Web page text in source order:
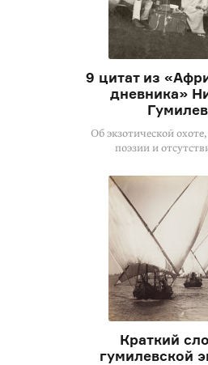
9 цитат из
дневника»
Об экзотической
поэзии и
Краткий
гумилевской